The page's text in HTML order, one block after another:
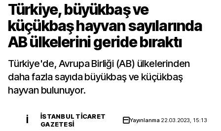
Türkiye, büyükbaş ve
küçükbaş hayvan sayılarında
AB ülkelerini geride bıraktı
Türkiye'de, Avrupa Birliği (AB) ülkelerinden
daha fazla sayıda büyükbaş ve küçükbaş
hayvan bulunuyor.
İ
İSTANBUL TICARET
GAZETESI
Yayınlanma 22.03.2023, 15:13